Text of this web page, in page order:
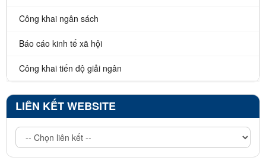
Công khai ngân sách
Báo cáo kinh tế xã hội
Công khai tiến độ giải ngân
LIÊN KẾT WEBSITE